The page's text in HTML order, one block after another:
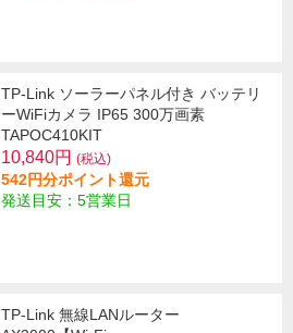
TP-Link ソーラーパネル付き バッテリ
ーWiFiカメラ IP65 300万画素
TAPOC410KIT
10,840円 (税込)
542円分ポイント還元
発送目安：5営業日
TP-Link 無線LANルーター